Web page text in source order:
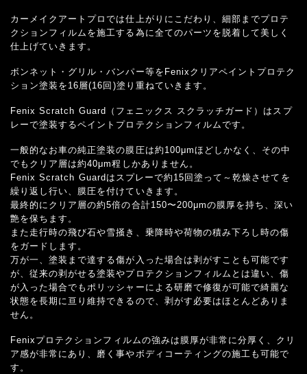
カーメイクアートプロでは仕上がりにこだわり、細部までプロテ
クションフィルムを施工する為に全てのパーツを脱着して美しく
仕上げていきます。
ボンネット・グリル・バンパー等をFenixクリアペイントプロテク
ション塗装を16層(16回)塗り重ねていきます。
Fenix Scratch Guard（フェニックス スクラッチガード）はスプ
レーで塗装するペイントプロテクションフィルムです。
一般的なお車の純正塗装の膜圧は約100μmほどしかなく、その中
でもクリア層は約40μm程しかありません。
Fenix Scratch Guardはスプレーで約15回塗って～乾燥させてを
繰り返し行い、膜圧を付けていきます。
最終的にクリア層の約5倍の合計150〜200μmの膜厚を持ち、深い
艶を保ちます。
また走行時の飛び石や雪掻き、乗降時や荷物の積み下ろし時の傷
をガードします。
万が一、塗装まで達する傷が入った場合は剥がすことも可能です
が、従来の剥がせる塗装やプロテクションフィルムとは違い、傷
が入った場合でもポリッシャーによる研磨で修復が可能で綺麗な
状態を長期に亘り維持できるので、剥がす必要はほとんどありま
せん。
Fenixプロテクションフィルムの強みは膜厚が非常に分厚く、クリ
ア感が非常にあり、磨く事やボディコーティングの施工も可能で
す。